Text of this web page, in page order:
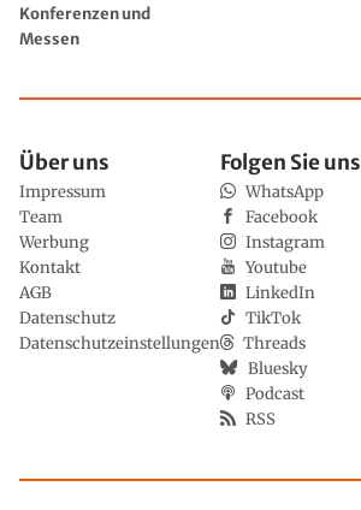
Konferenzen und
Messen
Über uns
Impressum
Team
Werbung
Kontakt
AGB
Datenschutz
Datenschutzeinstellungen
Folgen Sie uns
WhatsApp
Facebook
Instagram
Youtube
LinkedIn
TikTok
Threads
Bluesky
Podcast
RSS